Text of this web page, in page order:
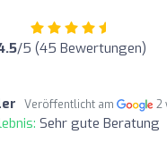
/5 (45 Bewertungen)
Veröffentlicht am 2
Sehr gute Beratung